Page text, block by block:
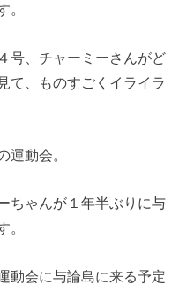
。
号、チャーミーさんがど
て、ものすごくイライラ
運動会。
ちゃんが１年半ぶりに与
。
動会に与論島に来る予定